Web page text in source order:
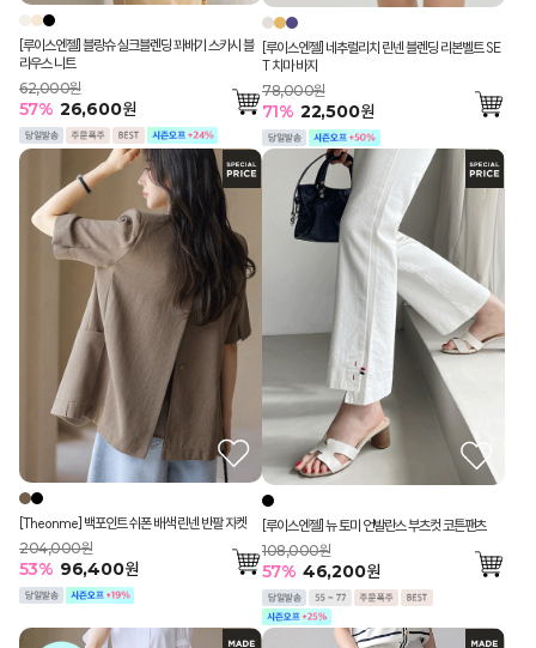
[루이스엔젤] 블랑슈 실크블렌딩 꽈배기 스카시 블
라우스 니트
62,000원
57% 26,600원
[루이스엔젤] 네추럴리치 린넨 블렌딩 리본벨트 SE
T 치마 바지
78,000원
71% 22,500원
[Theonme] 백포인트 쉬폰 배색 린넨 반팔 자켓
204,000원
53% 96,400원
[루이스엔젤] 뉴 토미 언발란스 부츠컷 코튼팬츠
108,000원
57% 46,200원